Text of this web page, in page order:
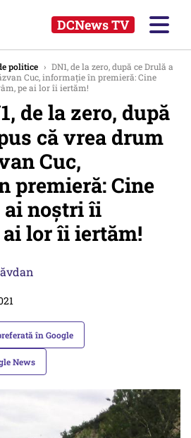
DCNews TV
politice › DN1, de la zero, după ce Drulă a
Cuc, informație în premieră: Cine
pe ai lor îi iertăm!
de la zero, după
că vrea drum
Cuc,
premieră: Cine
ai noștri îi
lor îi iertăm!
în Google
News